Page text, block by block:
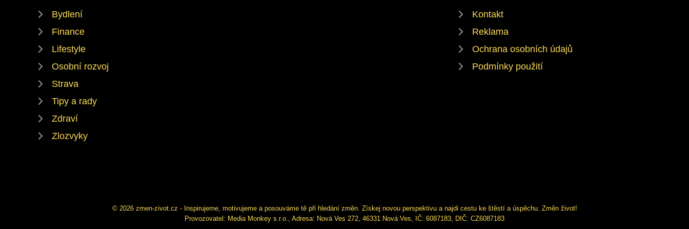
Bydlení
Finance
Lifestyle
Osobní rozvoj
Strava
Tipy a rady
Zdraví
Zlozvyky
Kontakt
Reklama
Ochrana osobních údajů
Podmínky použití
© 2026 zmen-zivot.cz - Inspirujeme, motivujeme a posouváme tě při hledání změn. Získej novou perspektivu a najdi cestu ke štěstí a úspěchu. Změn život!
Provozovatel: Media Monkey s.r.o., Adresa: Nová Ves 272, 46331 Nová Ves, IČ: 6087183, DIČ: CZ6087183